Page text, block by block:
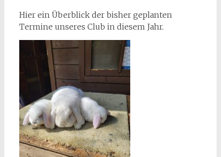
Hier ein Überblick der bisher geplanten
Termine unseres Club in diesem Jahr.